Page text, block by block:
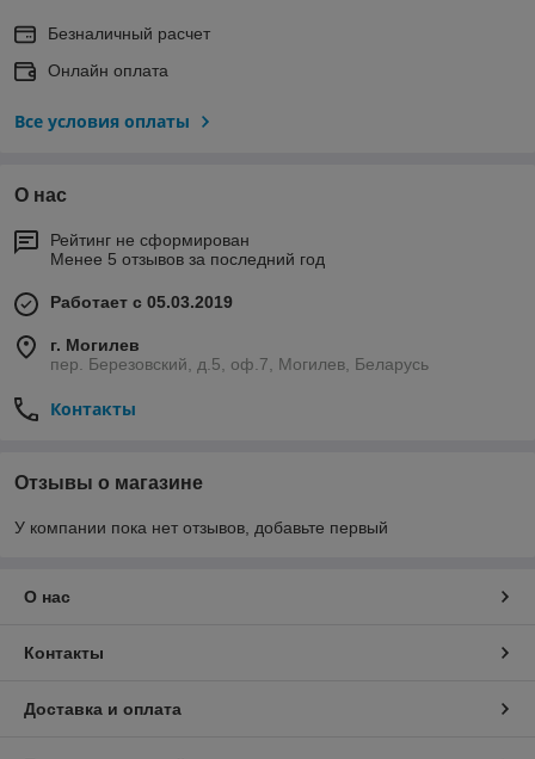
Безналичный расчет
Онлайн оплата
Все условия оплаты
О нас
Рейтинг не сформирован
Менее 5 отзывов за последний год
Работает с 05.03.2019
г. Могилев
пер. Березовский, д.5, оф.7, Могилев, Беларусь
Контакты
Отзывы о магазине
У компании пока нет отзывов, добавьте первый
О нас
Контакты
Доставка и оплата